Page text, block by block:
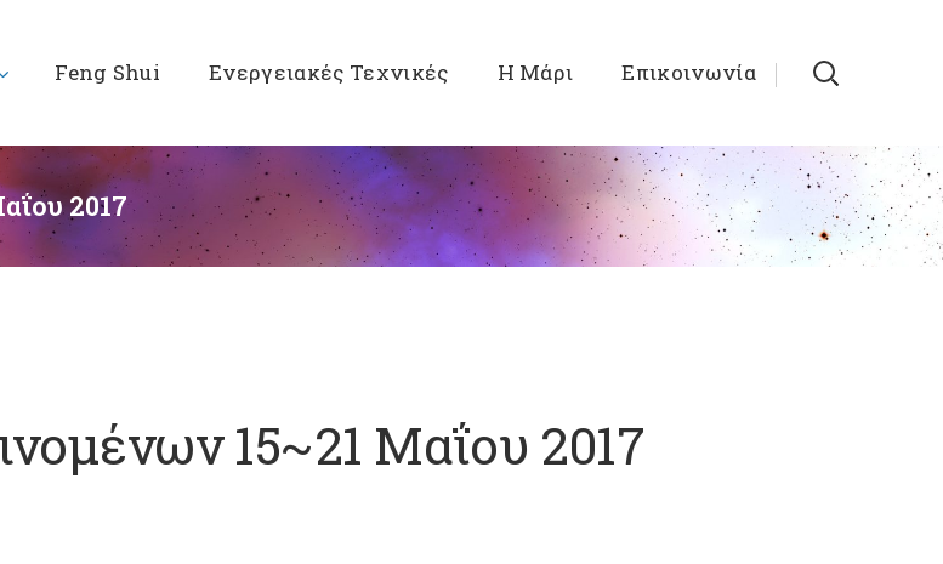
Feng Shui Ενεργειακές Τεχνικές Η Μάρι Επικοινωνία
2017
15~21 Μαΐου 2017